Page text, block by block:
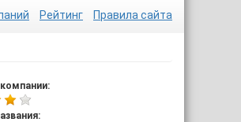
Рейтинг Правила сайта